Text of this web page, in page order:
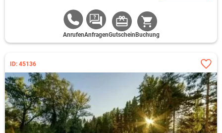
Arztvorschrift basierend auf dem aktuellen
Gesundheitszustand*
AnrufenAnfragenGutschein Buchung
ID: 45136